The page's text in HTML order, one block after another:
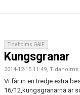
FÖRENINGEN
SOUVENIRER
Tidaholms G&IF
Kungsgranar
2014-12-15 11:49, Tidaholms
Vi får in en tredje extra
16/12,kungsgranarna är